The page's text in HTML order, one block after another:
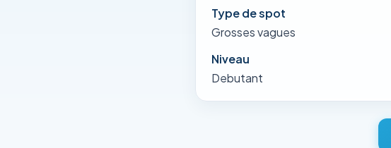
Type de spot
Grosses vagues
Niveau
Debutant